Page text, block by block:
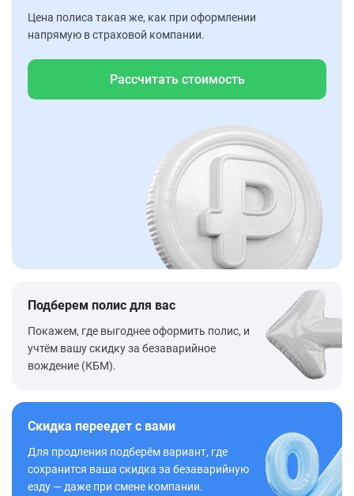
Цена полиса такая же, как при оформлении
напрямую в страховой компании.
Рассчитать стоимость
Подберем полис для вас
Покажем, где выгоднее оформить полис, и
учтём вашу скидку за безаварийное
вождение (КБМ).
Скидка переедет с вами
Для продления подберём вариант, где
сохранится ваша скидка за безаварийную
езду — даже при смене компании.